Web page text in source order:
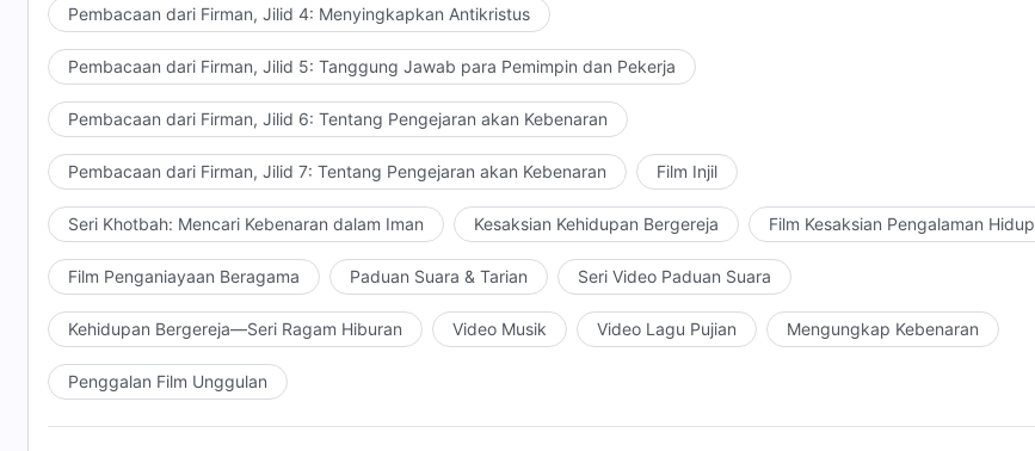
Pembacaan dari Firman, Jilid 4: Menyingkapkan Antikristus
Pembacaan dari Firman, Jilid 5: Tanggung Jawab para Pemimpin dan Pekerja
Pembacaan dari Firman, Jilid 6: Tentang Pengejaran akan Kebenaran
Pembacaan dari Firman, Jilid 7: Tentang Pengejaran akan Kebenaran Film Injil
Seri Khotbah: Mencari Kebenaran dalam Iman Kesaksian Kehidupan Bergereja Film Kesaksian Pengalaman Hidup
Film Penganiayaan Beragama Paduan Suara & Tarian Seri Video Paduan Suara
Kehidupan Bergereja—Seri Ragam Hiburan Video Musik Video Lagu Pujian Mengungkap Kebenaran
Penggalan Film Unggulan